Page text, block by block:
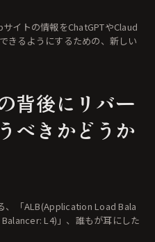
きるようにするための、新しい
背後にリバー
べきかどうか
、「ALB(Application Load Bala
L4)」、誰もが耳にした